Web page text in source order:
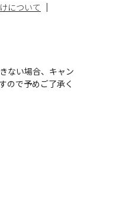
について
ない場合、キャン
ので予めご了承く